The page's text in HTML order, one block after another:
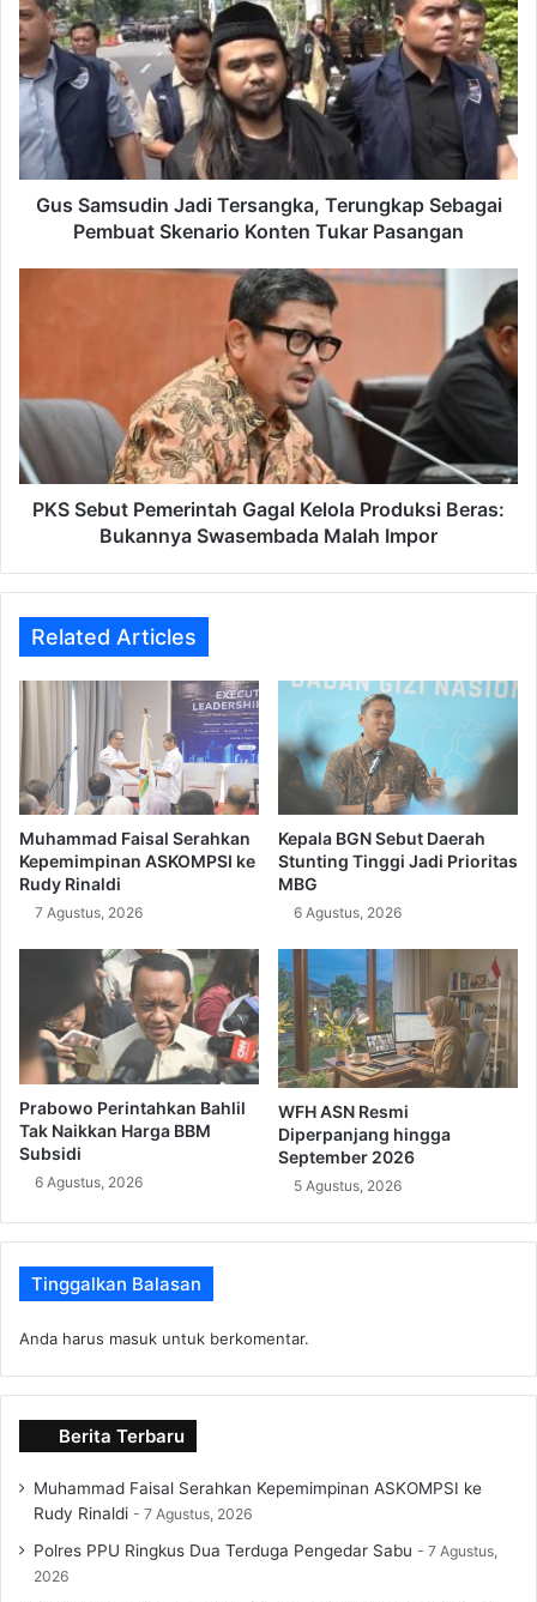
Jadi
Tersangka,
Terungkap
Sebagai
Pembuat
Skenario
Konten
Tukar
Pasangan
Gus Samsudin Jadi Tersangka, Terungkap Sebagai
Pembuat Skenario Konten Tukar Pasangan
Produksi
Beras:
Bukannya
Swasembada
Malah
PKS Sebut Pemerintah Gagal Kelola Produksi Beras:
Bukannya Swasembada Malah Impor
Related Articles
Muhammad Faisal Serahkan
Kepemimpinan ASKOMPSI ke
Rudy Rinaldi
7 Agustus, 2026
Kepala BGN Sebut Daerah
Stunting Tinggi Jadi Prioritas
MBG
6 Agustus, 2026
Prabowo Perintahkan Bahlil
Tak Naikkan Harga BBM
Subsidi
6 Agustus, 2026
WFH ASN Resmi
Diperpanjang hingga
September 2026
5 Agustus, 2026
Tinggalkan Balasan
Anda harus masuk untuk berkomentar.
Berita Terbaru
Muhammad Faisal Serahkan Kepemimpinan ASKOMPSI ke
Rudy Rinaldi
7 Agustus, 2026
Polres PPU Ringkus Dua Terduga Pengedar Sabu
7 Agustus,
2026